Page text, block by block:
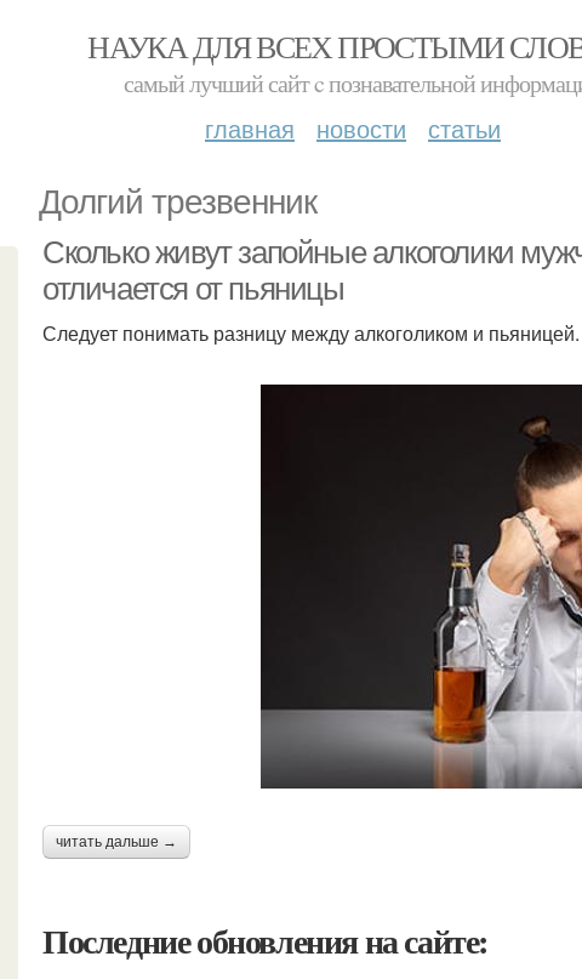
НАУКА ДЛЯ ВСЕХ ПРОСТЫМИ
самый лучший сайт c познавательной
главная новости статьи
Долгий трезвенник
Сколько живут запойные алкоголики
отличается от пьяницы
Следует понимать разницу между алкоголиком и
читать дальше →
Последние обновления на сайте: